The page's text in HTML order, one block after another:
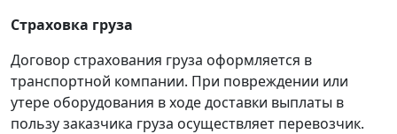
Страховка груза
Договор страхования груза оформляется в
транспортной компании. При повреждении или
утере оборудования в ходе доставки выплаты в
пользу заказчика груза осуществляет перевозчик.